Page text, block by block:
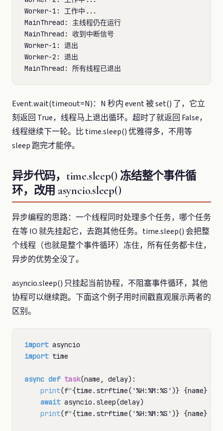
Worker-1: 工作中...
MainThread: 主线程仍在运行
MainThread: 收到中断信号
Worker-1: 退出
Worker-2: 退出
Event.wait(timeout=N)：N 秒内 event 被 set() 了，它立
刻返回 True，线程马上退出循环。超时了就返回 False，
线程继续下一轮。比 time.sleep() 优雅得多，不用等
sleep 跑完才能停。
异步代码，time.sleep() 冻结整个事件循
环，改用 asyncio.sleep()
异步编程的思路：一个线程同时处理多个任务，哪个任务
在等 IO 就先挂起它，去跑其他任务。time.sleep() 会把整
个线程（也就是整个事件循环）冻住，所有任务都卡住，
异步的优势全没了。
asyncio.sleep() 只挂起当前协程，不阻塞事件循环，其他
协程可以继续跑。下面这个例子用时间戳直观展示两者的
区别。
import
import time
async def task(name, delay):
print(f"{time.strftime('%H:%M:%S')} {name}
await asyncio.sleep(delay)
print(f"{time.strftime('%H:%M:%S')} {name}